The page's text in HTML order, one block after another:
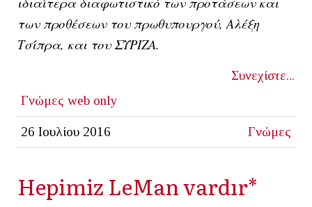
των προθέσεων του πρωθυπουργού, Αλέξη
Τσίπρα, και του ΣΥΡΙΖΑ.
Συνεχίστε...
Γνώμες web only
26 Ιουλίου 2016 Γνώμες
Hepimiz LeMan vardır*